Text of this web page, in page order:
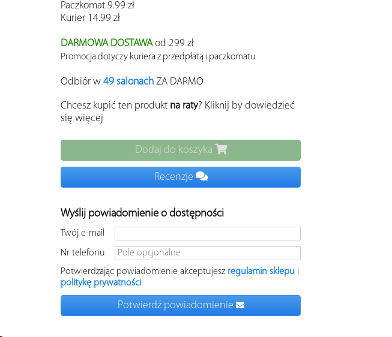
Paczkomat 9.99 zł
Kurier 14.99 zł
DARMOWA DOSTAWAod 299 zł
Promocja dotyczy kuriera z przedpłatą i paczkomatu
Odbiór w 49 salonach ZA DARMO
Chcesz kupić ten produkt na raty? Kliknij by dowiedzieć
się więcej
Dodaj do koszyka
Recenzje
Wyślij powiadomienie o dostępności
Twój e-mail
Nr telefonu
Potwierdzając powiadomienie akceptujesz regulamin sklepu i
politykę prywatności
Potwierdź powiadomienie